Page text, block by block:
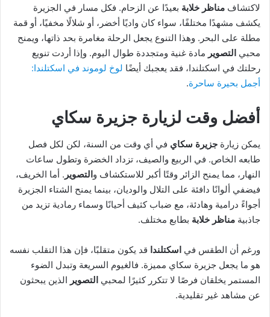
لاكتشاف مناظر خلابة بعيدًا عن الزحام. فكل مسار في الجزيرة
يكشف مشهدًا مختلفًا، سواء كان واديًا أخضر، أو شلالًا مخفيًا، أو قمة
مطلة على البحر. وهذا التنوع يجعل الرحلة مغامرة بحد ذاتها، ويمنح
محبي التصوير مادة غنية ومتجددة طوال اليوم. وإذا أردت تنويع
رحلتك في اسكتلندا، فقد يعجبك أيضًا لوخ لوموند في اسكتلندا:
أجمل بحيرة ساحرة.
أفضل وقت لزيارة جزيرة سكاي
يمكن زيارة جزيرة سكاي في أي وقت من السنة، لكن لكل فصل
طابعه الخاص. في الربيع والصيف، تزداد الخضرة وتطول ساعات
النهار، مما يمنح الزائر وقتًا أكبر للاستكشاف والتصوير . أما الخريف،
فيضفي ألوانًا دافئة على التلال والوديان، بينما يمنح الشتاء الجزيرة
أجواءً درامية وهادئة، مع ضباب كثيف أحيانًا وسماء رمادية تزيد من
جاذبية مناظر خلابة بطابع مختلف.
ورغم أن الطقس في اسكتلندا قد يكون متقلبًا، فإن هذا التقلب نفسه
هو ما يجعل جزيرة سكاي مميزة. فالغيوم السريعة وتبدل الضوء
المستمر يخلقان فرصًا لا تتكرر كثيرًا لمحبي التصوير الذين يبحثون
عن مشاهد غير تقليدية.